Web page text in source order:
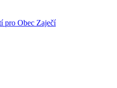
pro Obec Zaječí